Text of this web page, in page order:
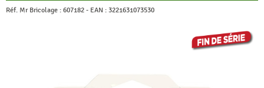
Réf. Mr Bricolage : 607182 - EAN : 3221631073530